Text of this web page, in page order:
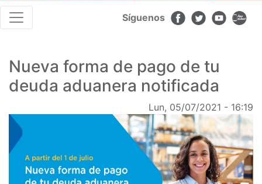
Navegación
principal
Síguenos
Nueva forma de pago de tu
deuda aduanera notificada
Lun, 05/07/2021 - 16:19